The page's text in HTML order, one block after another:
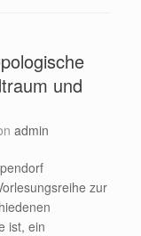
und
admin
zur
ist, ein